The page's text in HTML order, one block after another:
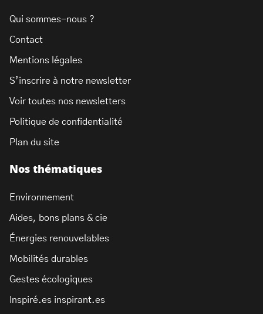
Nos thématiques
Environnement
Aides, bons plans & cie
Énergies renouvelables
Mobilités durables
Gestes écologiques
Inspiré.es inspirant.es
Qui sommes-nous ?
Contact
Mentions légales
S’inscrire à notre newsletter
Voir toutes nos newsletters
Politique de confidentialité
Plan du site